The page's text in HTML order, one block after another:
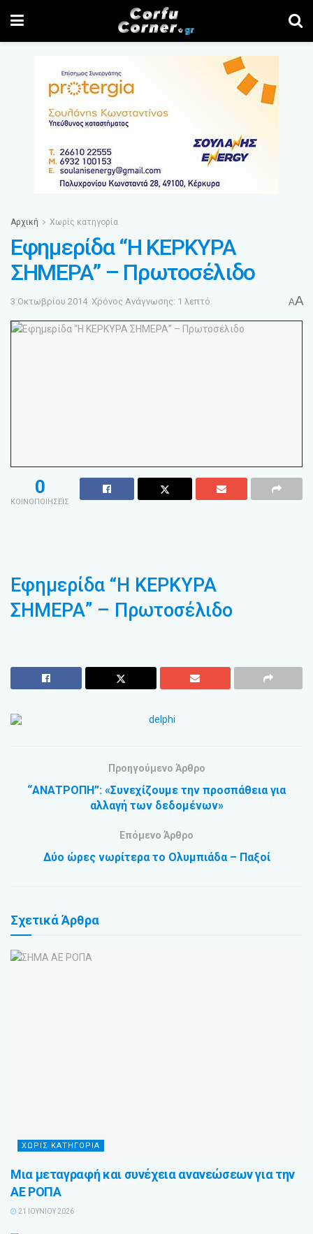
Αρχική Χωρίς κατηγορία
Εφημερίδα “Η ΚΕΡΚΥΡΑ
ΣΗΜΕΡΑ” – Πρωτοσέλιδο
3 Οκτωβρίου 2014 Χρόνος Ανάγνωσης: 1 λεπτό AA
0
ΚΟΙΝΟΠΟΙΗΣΕΙΣ
Εφημερίδα “Η ΚΕΡΚΥΡΑ
ΣΗΜΕΡΑ” – Πρωτοσέλιδο
Προηγούμενο Άρθρο
“ΑΝΑΤΡΟΠΗ”: «Συνεχίζουμε την προσπάθεια για
αλλαγή των δεδομένων»
Επόμενο Άρθρο
Δύο ώρες νωρίτερα το Ολυμπιάδα – Παξοί
ΣχετικάΆρθρα
ΧΩΡΙΣ ΚΑΤΗΓΟΡΙΑ
Μια μεταγραφή και συνέχεια ανανεώσεων για την
ΑΕ ΡΟΠΑ
21 ΙΟΥΝΊΟΥ 2026